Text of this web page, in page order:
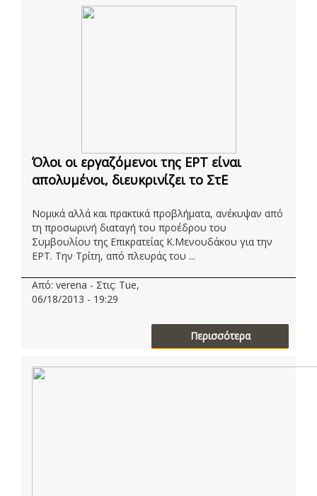
Όλοι οι εργαζόμενοι της ΕΡΤ είναι
απολυμένοι, διευκρινίζει το ΣτΕ
Νομικά αλλά και πρακτικά προβλήματα, ανέκυψαν από
τη προσωρινή διαταγή του προέδρου του
Συμβουλίου της Επικρατείας Κ.Μενουδάκου για την
ΕΡΤ. Την Τρίτη, από πλευράς του ...
Από: verena - Στις: Tue,
06/18/2013 - 19:29
Περισσότερα